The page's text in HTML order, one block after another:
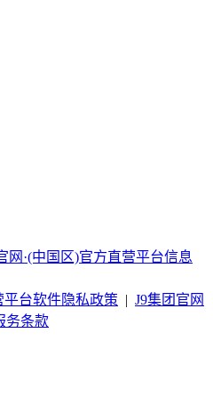
网·(中国区)官方直营平台信息
平台软件隐私政策
J9集团官网
务条款